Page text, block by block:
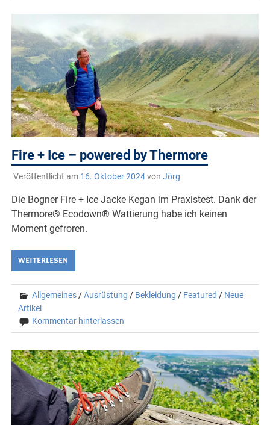
Fire + Ice – powered by Thermore
Veröffentlicht am 16. Oktober 2024von Jörg
Die Bogner Fire + Ice Jacke Kegan im Praxistest. Dank der
Thermore® Ecodown® Wattierung habe ich keinen
Moment gefroren.
WEITERLESEN
Allgemeines /Ausrüstung / Bekleidung / Featured / Neue
Artikel
Kommentar hinterlassen